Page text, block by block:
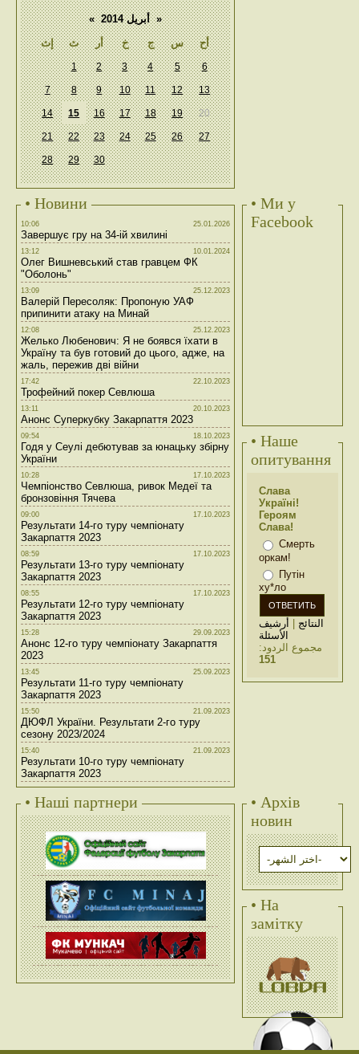
« أبريل 2014 »
إث
ث أر خ ج س أح
1 2 3 4 5 6
7 8 9 10 11 12 13
14 15 16 17 18 19 20
21 22 23 24 25 26 27
28 29 30
• Новини
10:06 25.01.2026
Завершує гру на 34-ій хвилині
13:12 10.01.2024
Олег Вишневський став гравцем ФК
"Оболонь"
13:09 25.12.2023
Валерій Пересоляк: Пропоную УАФ
припинити атаку на Минай
12:08 25.12.2023
Желько Любенович: Я не боявся їхати в
Україну та був готовий до цього, адже, на
жаль, пережив дві війни
17:42 22.10.2023
Трофейний покер Севлюша
13:11 20.10.2023
Анонс Суперкубку Закарпаття 2023
09:54 18.10.2023
Годя у Сеулі дебютував за юнацьку збірну
України
10:28 17.10.2023
Чемпіонство Севлюша, ривок Медеї та
бронзовіння Тячева
09:00 17.10.2023
Результати 14-го туру чемпіонату
Закарпаття 2023
08:59 17.10.2023
Результати 13-го туру чемпіонату
Закарпаття 2023
08:55 17.10.2023
Результати 12-го туру чемпіонату
Закарпаття 2023
15:28 29.09.2023
Анонс 12-го туру чемпіонату Закарпаття
2023
13:45 25.09.2023
Результати 11-го туру чемпіонату
Закарпаття 2023
15:50 21.09.2023
ДЮФЛ України. Результати 2-го туру
сезону 2023/2024
15:40 21.09.2023
Результати 10-го туру чемпіонату
Закарпаття 2023
• Ми у
Facebook
• Наше
опитування
Слава
Україні!
Героям
Слава!
Смерть
оркам!
Путін
ху*ло
النتائج | أرشيف
الأسئلة
مجموع الردود:
151
• Наші партнери
• Архів
новин
• На
замітку